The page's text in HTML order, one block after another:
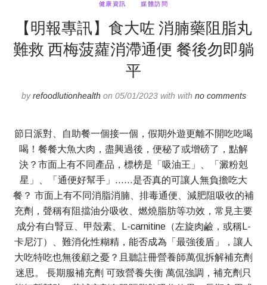
健康資訊 媒體訪問
【明報專訊】食大咗 消腩藥阻脂丸
難救 西梅菠蘿消滯通便 餐後勿即躺
平
byrefoodlutionhealth on 05/01/2023 with with no comments
節日派對、自助餐一個接一個，假期外遊更離不開吃吃喝
喝！餐餐大魚大肉，盡興過後，便秘了或增磅了，點解
決？市面上有不同產品，標榜是「吸油王」、「澱粉剋
星」、「通便好幫手」……是否真的可讓人無負擔吃大
餐？ 市面上有不同消脂消腩、排毒通便、減肥阻吸收的補
充劑，聲稱有阻擋油分吸收、燃燒脂肪等功效，常見主要
成分有白腎豆、甲殼素、L-carnitine（左旋肉鹼，或稱L-
卡尼汀）、難消化性糊精，能否成為「最強後盾」，讓人
大吃特吃也無後顧之憂？且聽註冊營養師萬侃拆解補充劑
迷思。 長期服補充劑 可致營養失衡 萬侃強調，補充劑只